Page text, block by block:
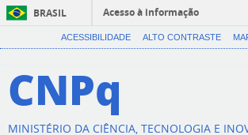
BRASIL
Acesso à informação
ACESSIBILIDADE ALTO CONTRASTE
CNPq
MINISTÉRIO DA CIÊNCIA, TECNOLOGIA E